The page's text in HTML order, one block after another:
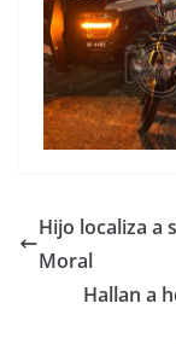
Hijo localiza a
Moral
Hallan a